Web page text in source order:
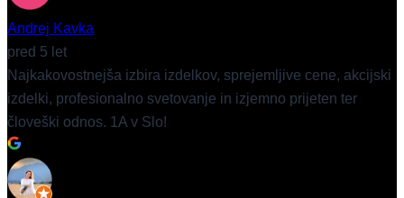
Andrej Kavka
pred 5 let
Najkakovostnejša izbira izdelkov, sprejemljive cene, akcijski
izdelki, profesionalno svetovanje in izjemno prijeten ter
človeški odnos. 1A v Slo!